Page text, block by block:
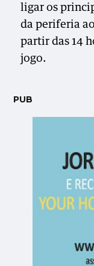
ligar os
da periferia
partir das 14
jogo.
PUB